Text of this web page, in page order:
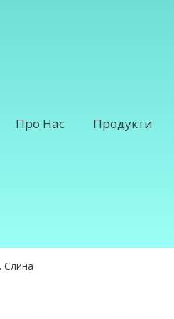
Про Нас Продукти
Слина